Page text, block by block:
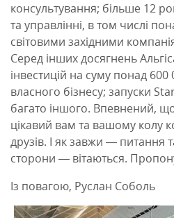
консультування; більше 12
та управлінні, в том числі
світовими західними
Серед інших досягнень
інвестицій на суму понад
власного бізнесу; запуски
багато іншого. Впевнений,
цікавий вам та вашому колу
друзів. І як завжи — питання
сторони — вітаються.
Із повагою, Руслан Соболь